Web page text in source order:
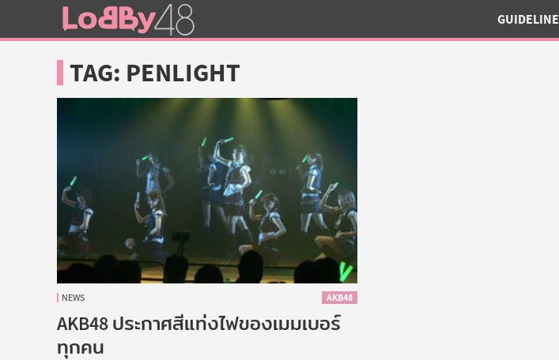
Logo
GUIDELINE
TAG: PENLIGHT
AKB48 ประกาศสีแท่งไฟของเมมเบอร์
ทุกคน
NEWS AKB48